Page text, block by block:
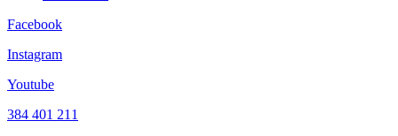
Facebook
Instagram
Youtube
384 401 211